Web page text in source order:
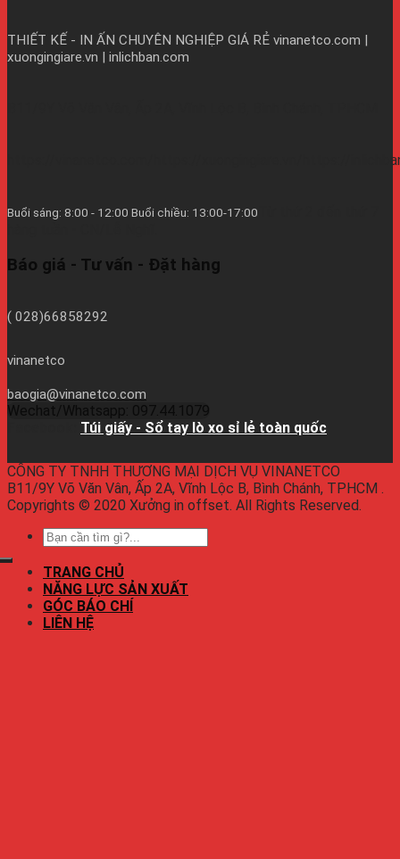
THIẾT KẾ - IN ẤN CHUYÊN NGHIỆP GIÁ RẺ vinanetco.com |
xuongingiare.vn | inlichban.com
https://vinanetco.com/https://xuongingiare.vn/https://
Buổi sáng: 8:00 - 12:00 Buổi chiều: 13:00-17:00
Báo giá - Tư vấn - Đặt hàng
( 028)66858292
vinanetco
baogia@vinanetco.com
Wechat/Whatsapp: 097.44.1079
Túi giấy - Sổ tay lò xo sỉ lẻ toàn quốc
CÔNG TY TNHH THƯƠNG MẠI DỊCH VỤ VINANETCO
B11/9Y Võ Văn Vân, Ấp 2A, Vĩnh Lộc B, Bình Chánh, TPHCM .
Copyrights © 2020 Xưởng in offset. All Rights Reserved.
TRANG CHỦ
NĂNG LỰC SẢN XUẤT
GÓC BÁO CHÍ
LIÊN HỆ